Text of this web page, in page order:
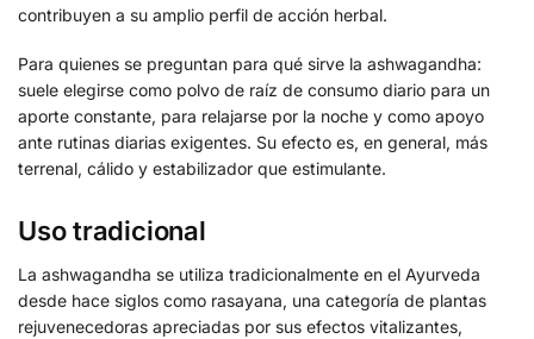
contribuyen a su amplio perfil de acción herbal.
Para quienes se preguntan para qué sirve la ashwagandha:
suele elegirse como polvo de raíz de consumo diario para un
aporte constante, para relajarse por la noche y como apoyo
ante rutinas diarias exigentes. Su efecto es, en general, más
terrenal, cálido y estabilizador que estimulante.
Uso tradicional
La ashwagandha se utiliza tradicionalmente en el Ayurveda
desde hace siglos como rasayana, una categoría de plantas
rejuvenecedoras apreciadas por sus efectos vitalizantes,